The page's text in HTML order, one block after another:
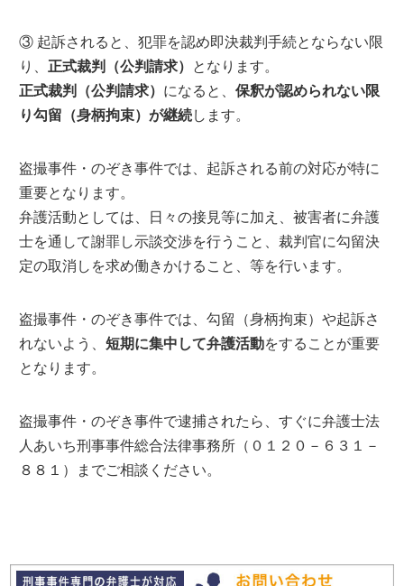
③ 起訴されると、犯罪を認め即決裁判手続とならない限
り、 正式裁判（公判請求）
となります。
正式裁判（公判請求） になると、保釈が認められない限
り勾留（身柄拘束）が継続します。
盗撮事件・のぞき事件では、起訴される前の対応が特に
重要となります。
弁護活動としては、日々の接見等に加え、被害者に弁護
士を通して謝罪し示談交渉を行うこと、裁判官に勾留決
定の取消しを求め働きかけること、等を行います。
盗撮事件・のぞき事件では、勾留（身柄拘束）や起訴さ
れないよう、短期に集中して弁護活動をすることが重要
となります。
盗撮事件・のぞき事件で逮捕されたら、すぐに弁護士法
人あいち刑事事件総合法律事務所（０１２０－６３１－
８８１）までご相談ください。